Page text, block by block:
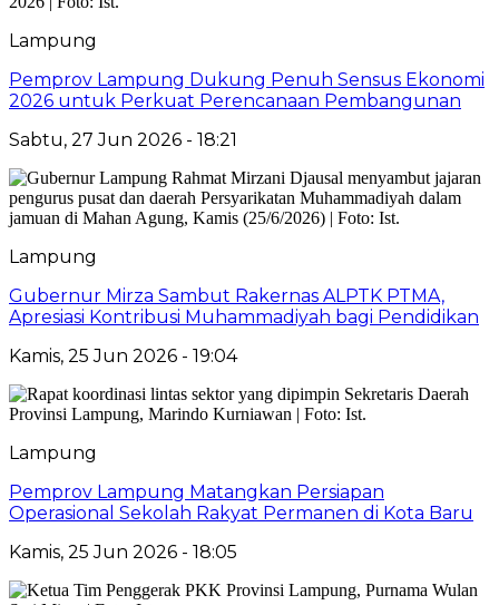
Lampung
Pemprov Lampung Dukung Penuh Sensus Ekonomi
2026 untuk Perkuat Perencanaan Pembangunan
Sabtu, 27 Jun 2026 - 18:21
Lampung
Gubernur Mirza Sambut Rakernas ALPTK PTMA,
Apresiasi Kontribusi Muhammadiyah bagi Pendidikan
Kamis, 25 Jun 2026 - 19:04
Lampung
Pemprov Lampung Matangkan Persiapan
Operasional Sekolah Rakyat Permanen di Kota Baru
Kamis, 25 Jun 2026 - 18:05